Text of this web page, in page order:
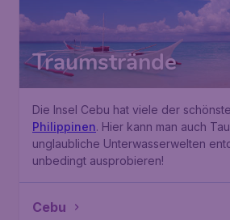
Traumstrände
Die Insel Cebu hat viele der
Philippinen. Hier kann man auch
unglaubliche Unterwasserwelten
unbedingt ausprobieren!
Cebu